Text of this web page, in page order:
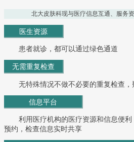
北大皮肤科现与医疗信息互通、服务
医生资源
患者就诊，都可以通过绿色通道
无需重复检查
无特殊情况不做不必要的重复检查
信息平台
利用医疗机构的医疗资源和信息便
预约，检查信息实时共享